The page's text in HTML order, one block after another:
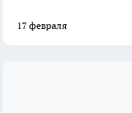
17 февраля